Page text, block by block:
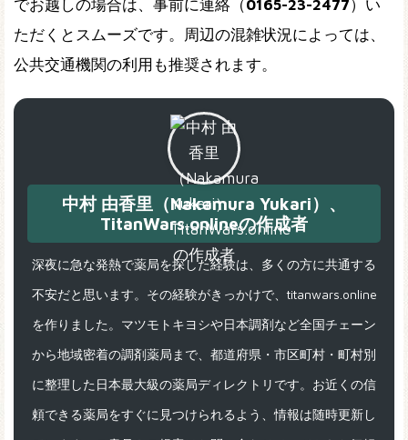
でお越しの場合は、事前に連絡（ 0165-23-2477 ）い
ただくとスムーズです。周辺の混雑状況によっては、
公共交通機関の利用も推奨されます。
中村 由香里（Nakamura Yukari）、
TitanWars.onlineの作成者
深夜に急な発熱で薬局を探した経験は、多くの方に共通する
不安だと思います。その経験がきっかけで、titanwars.online
を作りました。マツモトキヨシや日本調剤など全国チェーン
から地域密着の調剤薬局まで、都道府県・市区町村・町村別
に整理した日本最大級の薬局ディレクトリです。お近くの信
頼できる薬局をすぐに見つけられるよう、情報は随時更新し